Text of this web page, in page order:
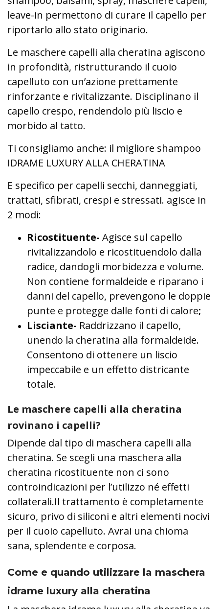
leave-in permettono di curare il capello per
riportarlo allo stato originario.
Le maschere capelli alla cheratina agiscono
in profondità, ristrutturando il cuoio
capelluto con un’azione prettamente
rinforzante e rivitalizzante. Disciplinano il
capello crespo, rendendolo più liscio e
morbido al tatto.
Ti consigliamo anche: il migliore shampoo
IDRAME LUXURY ALLA CHERATINA
E specifico per capelli secchi, danneggiati,
trattati, sfibrati, crespi e stressati. agisce in
2 modi:
Ricostituente- Agisce sul capello
rivitalizzandolo e ricostituendolo dalla
radice, dandogli morbidezza e volume.
Non contiene formaldeide e riparano i
danni del capello, prevengono le doppie
punte e protegge dalle fonti di calore;
Lisciante- Raddrizzano il capello,
unendo la cheratina alla formaldeide.
Consentono di ottenere un liscio
impeccabile e un effetto districante
totale.
Le maschere capelli alla cheratina
rovinano i capelli?
Dipende dal tipo di maschera capelli alla
cheratina. Se scegli una maschera alla
cheratina ricostituente non ci sono
controindicazioni per l’utilizzo né effetti
collaterali.Il trattamento è completamente
sicuro, privo di siliconi e altri elementi nocivi
per il cuoio capelluto. Avrai una chioma
sana, splendente e corposa.
Come e quando utilizzare la maschera
idrame luxury alla cheratina